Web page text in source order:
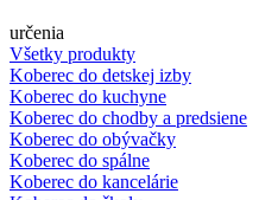
určenia
Všetky produkty
Koberec do detskej izby
Koberec do kuchyne
Koberec do chodby a predsiene
Koberec do obývačky
Koberec do spálne
Koberec do kancelárie